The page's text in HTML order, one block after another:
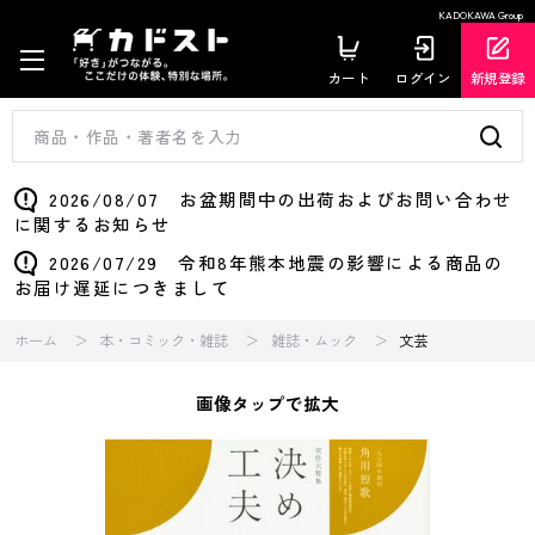
KADOKAWA Group
カート ログイン 新規登録
2026/08/07 お盆期間中の出荷およびお問い合わせ
に関するお知らせ
2026/07/29 令和8年熊本地震の影響による商品の
お届け遅延につきまして
ホーム 本・コミック・雑誌 雑誌・ムック 文芸
画像タップで拡大